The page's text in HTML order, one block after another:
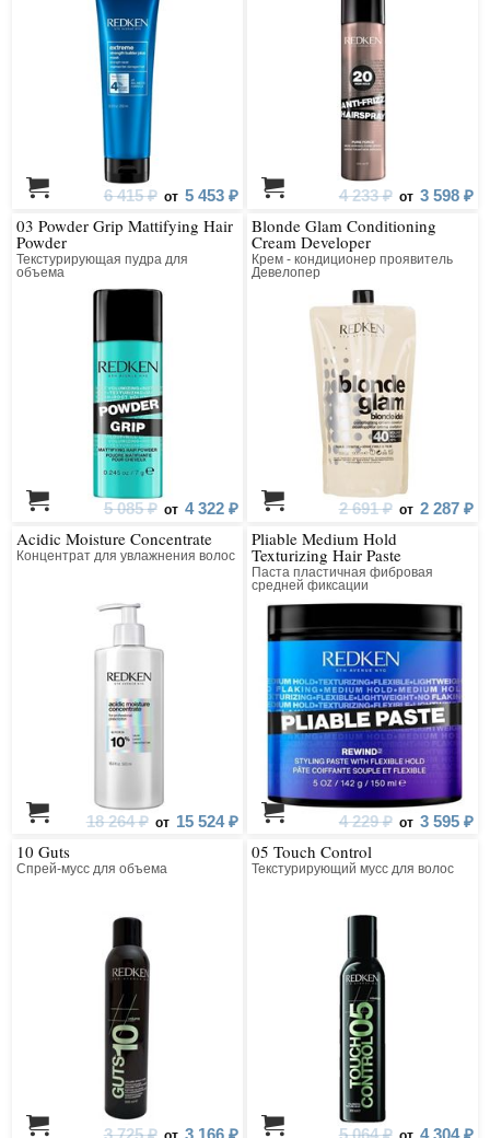
6 415 ₽ от 5 453 ₽ 4 233 ₽ от 3 598 ₽
03 Powder Grip Mattifying Hair
Powder
Текстурирующая пудра для
объема
5 085 ₽ от 4 322 ₽
Blonde Glam Conditioning
Cream Developer
Крем - кондиционер проявитель
Девелопер
2 691 ₽ от 2 287 ₽
Acidic Moisture Concentrate
Концентрат для увлажнения волос
18 264 ₽ от 15 524 ₽
Pliable Medium Hold
Texturizing Hair Paste
Паста пластичная фибровая
средней фиксации
4 229 ₽ от 3 595 ₽
10 Guts
Спрей-мусс для объема
3 725 ₽ 3 166 ₽
05 Touch Control
Текстурирующий мусс для волос
5 064 ₽ 4 304 ₽